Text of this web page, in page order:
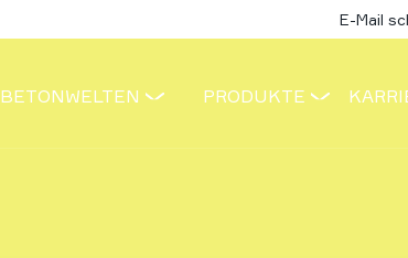
E-Mail
BETONWELTEN PRODUKTE